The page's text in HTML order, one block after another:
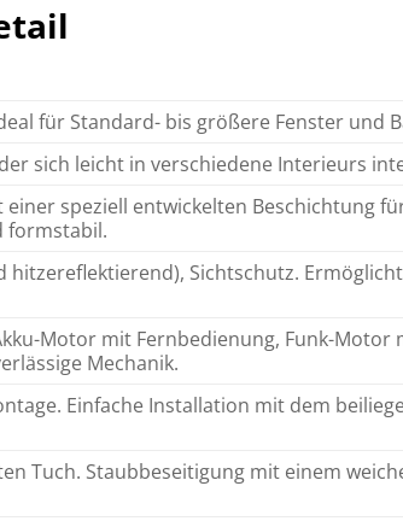
für Standard- bis größere Fenster und
sich leicht in verschiedene Interieurs
speziell entwickelten Beschichtung
formstabil.
hitzereflektierend), Sichtschutz.
Motor mit Fernbedienung, Funk-
Mechanik.
Einfache Installation mit dem
Tuch. Staubbeseitigung mit einem